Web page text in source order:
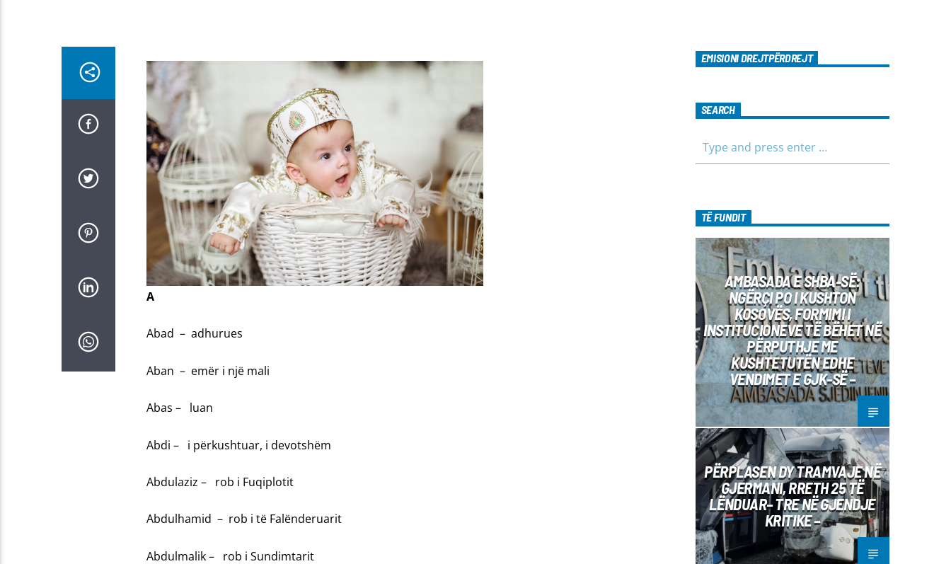
A
Abad – adhurues
Aban – emër i një mali
Abas – luan
Abdi – i përkushtuar, i devotshëm
Abdulaziz – rob i Fuqiplotit
Abdulhamid – rob i të Falënderuarit
Abdulmalik – rob i Sundimtarit
EMISIONI DREJTPËRDREJT
SEARCH
TË FUNDIT
AMBASADA E SHBA-SË:
NGËRÇI PO I KUSHTON
KOSOVËS, FORMIMI I
INSTITUCIONEVE TË BËHET NË
PËRPUTHJE ME
KUSHTETUTËN EDHE
VENDIMET E GJK-SË –
PËRPLASEN DY TRAMVAJE NË
GJERMANI, RRETH 25 TË
LËNDUAR– TRE NË GJENDJE
KRITIKE –